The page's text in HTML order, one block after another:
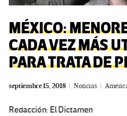
MÉXICO:
CADA VEZ MÁS
PARA TRATA DE
septiembre 15, 2018 Noticias
Redacción: El Dictamen